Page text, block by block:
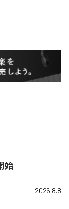
始
2026.8.8